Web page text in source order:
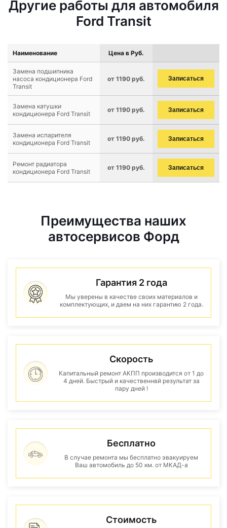
Другие работы для автомобиля
Ford Transit
Наименование Цена в Руб.
Замена подшипника
насоса кондиционера Ford
Transit
от 1190 руб. Записаться
Замена катушки
кондиционера Ford Transit
от 1190 руб. Записаться
Замена испарителя
кондиционера Ford Transit
от 1190 руб. Записаться
Ремонт радиатора
кондиционера Ford Transit
от 1190 руб. Записаться
Преимущества наших
автосервисов Форд
Гарантия 2 года
Мы уверены в качестве своих материалов и
комплектующих, и даем на них гарантию 2 года.
Скорость
Капитальный ремонт АКПП производится от 1 до
4 дней. Быстрый и качественнвй результат за
пару дней !
Бесплатно
В случае ремонта мы бесплатно эвакуируем
Ваш автомобиль до 50 км. от МКАД-а
Стоимость